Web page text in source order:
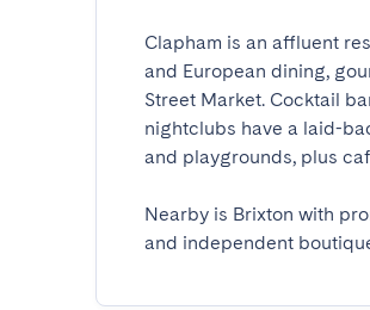
Clapham is an affluent
and European dining,
Street Market. Cocktail
nightclubs have a laid-
and playgrounds, plus
Nearby is Brixton with
and independent